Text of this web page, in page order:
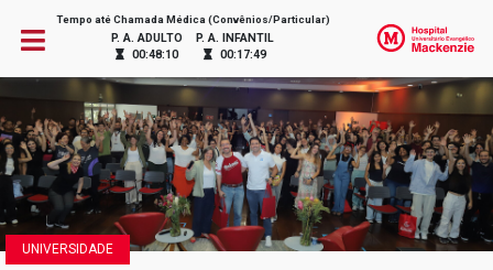
Tempo até Chamada Médica (Convênios/Particular)
P. A. ADULTO
00:48:10
P. A. INFANTIL
00:17:49
UNIVERSIDADE